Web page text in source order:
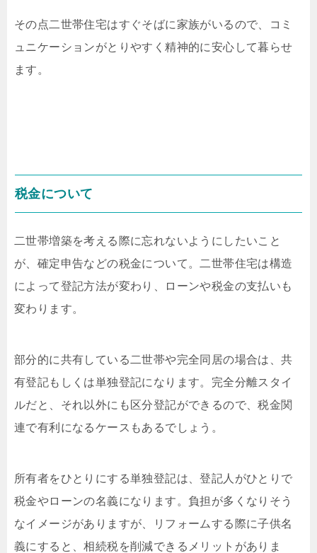
その点二世帯住宅はすぐそばに家族がいるので、コミ
ュニケーションがとりやすく精神的に安心して暮らせ
ます。
税金について
二世帯増築を考える際に忘れないようにしたいこと
が、確定申告などの税金について。二世帯住宅は構造
によって登記方法が変わり、ローンや税金の支払いも
変わります。
部分的に共有している二世帯や完全同居の場合は、共
有登記もしくは単独登記になります。完全分離スタイ
ルだと、それ以外にも区分登記ができるので、税金関
連で有利になるケースもあるでしょう。
所有者をひとりにする単独登記は、登記人がひとりで
税金やローンの名義になります。負担が多くなりそう
なイメージがありますが、リフォームする際に子供名
義にすると、相続税を削減できるメリットがありま